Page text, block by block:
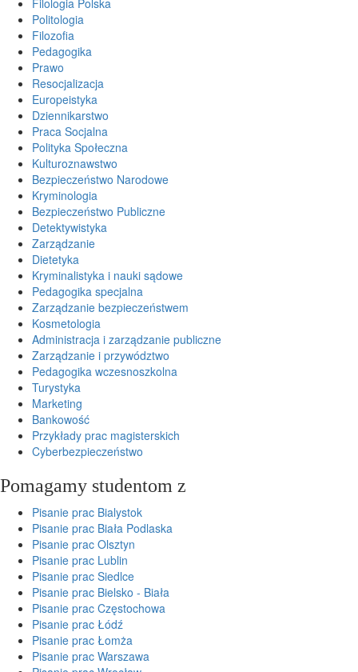
Politologia
Filozofia
Pedagogika
Prawo
Resocjalizacja
Europeistyka
Dziennikarstwo
Praca Socjalna
Polityka Społeczna
Kulturoznawstwo
Bezpieczeństwo Narodowe
Kryminologia
Bezpieczeństwo Publiczne
Detektywistyka
Zarządzanie
Dietetyka
Kryminalistyka i nauki sądowe
Pedagogika specjalna
Zarządzanie bezpieczeństwem
Kosmetologia
Administracja i zarządzanie publiczne
Zarządzanie i przywództwo
Pedagogika wczesnoszkolna
Turystyka
Marketing
Bankowość
Przykłady prac magisterskich
Cyberbezpieczeństwo
Pomagamy studentom z
Pisanie prac Bialystok
Pisanie prac Biała Podlaska
Pisanie prac Olsztyn
Pisanie prac Lublin
Pisanie prac Siedlce
Pisanie prac Bielsko - Biała
Pisanie prac Częstochowa
Pisanie prac Łódź
Pisanie prac Łomża
Pisanie prac Warszawa